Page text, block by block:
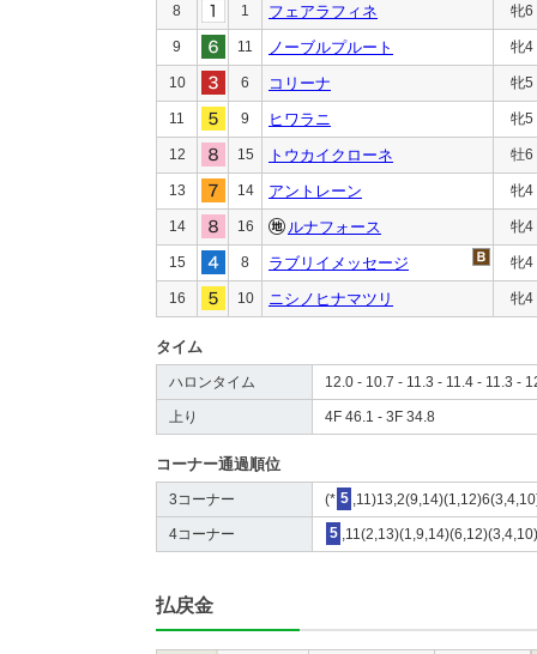
8 1 フェアラフィネ 牝6
9 11 ノーブルプルート 牝4
10 6 コリーナ 牝5
11 9 ヒワラニ 牝5
12 15 トウカイクローネ 牡6
13 14 アントレーン 牝4
14 16 ルナフォース 牝4
15 8 ラブリイメッセージ 牝4
16 10 ニシノヒナマツリ 牝4
タイム
ハロンタイム 12.0 - 10.7 - 11.3 - 11.4 - 11.3 -
上り 4F 46.1 - 3F 34.8
コーナー通過順位
3コーナー (* 5
4コーナー 5
払戻金